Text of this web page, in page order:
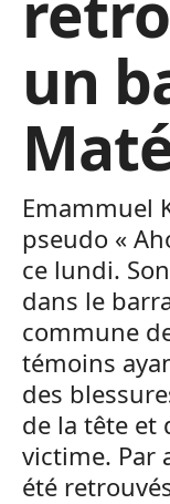
un
Emammuel
pseudo «
ce lundi.
dans le
commune
témoins
des
de la tête et
victime. Par
été